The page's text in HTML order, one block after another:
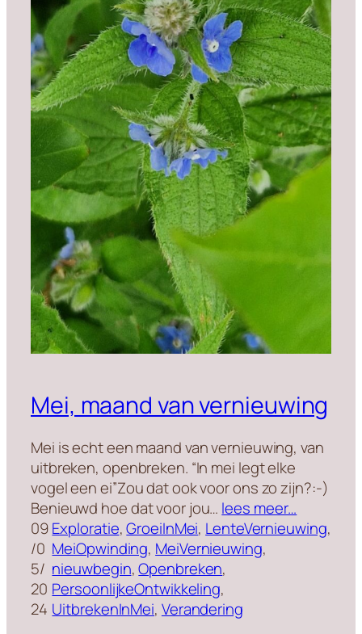
Mei, maand van vernieuwing
Mei is echt een maand van vernieuwing, van
uitbreken, openbreken. “In mei legt elke
vogel een ei”Zou dat ook voor ons zo zijn?:-)
Benieuwd hoe dat voor jou… lees meer…
09
/0
5/
20
24
Exploratie, GroeiInMei, LenteVernieuwing
MeiOpwinding, MeiVernieuwing
nieuwbegin, Openbreken
PersoonlijkeOntwikkeling
UitbrekenInMei, Verandering